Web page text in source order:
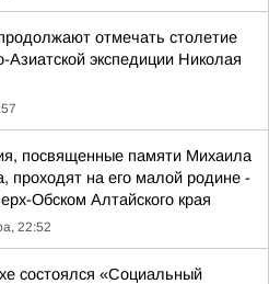
отмечать столетие
Азиатской экспедиции Николая
посвященные памяти Михаила
проходят на его малой родине -
Обском Алтайского края
22:52
состоялся «Социальный